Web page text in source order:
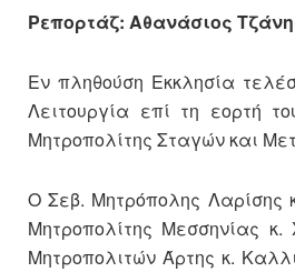
Ρεπορτάζ: Αθανάσιος
Εν πληθούση Εκκλησία
Λειτουργία επί τη εορτή
Μητροπολίτης Σταγών και
Ο Σεβ. Μητρόπολης Λαρίσης
Μητροπολίτης Μεσσηνίας
Μητροπολιτών Άρτης κ.